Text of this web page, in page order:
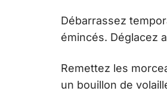
Débarrassez
émincés. Déglacez
Remettez les
un bouillon de